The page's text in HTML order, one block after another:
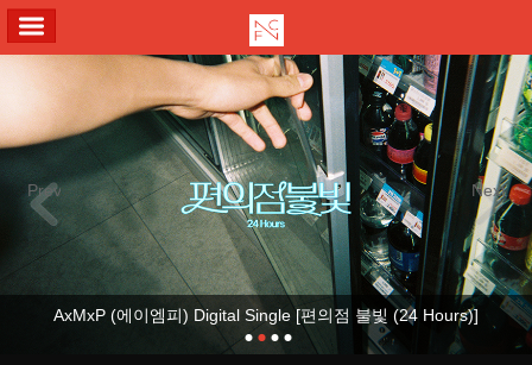
Previous Next
AxMxP (에이엠피) Digital Single [편의점 불빛 (24 Hours)]